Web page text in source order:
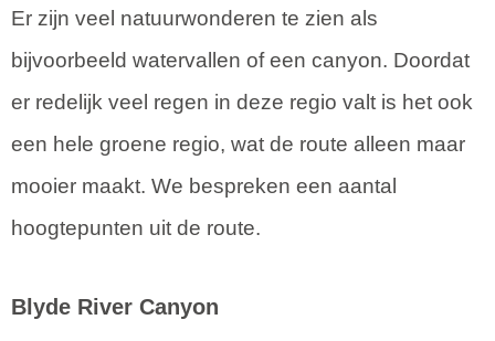
Er zijn veel natuurwonderen te zien als
bijvoorbeeld watervallen of een canyon. Doordat
er redelijk veel regen in deze regio valt is het ook
een hele groene regio, wat de route alleen maar
mooier maakt. We bespreken een aantal
hoogtepunten uit de route.
Blyde River Canyon